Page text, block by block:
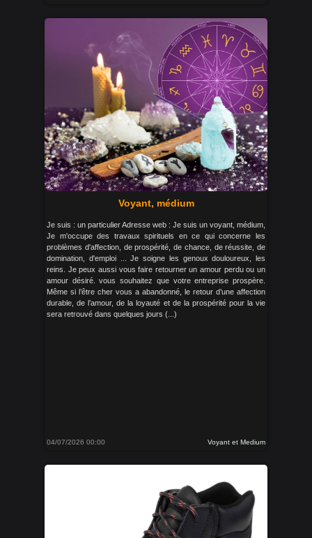
Voyant, médium
Je suis : un particulier Adresse web : Je suis un voyant, médium,
Je m'occupe des travaux spirituels en ce qui concerne les
problèmes d'affection, de prospérité, de chance, de réussite, de
domination, d'emploi ... Je soigne les genoux douloureux, les
reins. Je peux aussi vous faire retourner un amour perdu ou un
amour désiré. vous souhaitez que votre entreprise prospère.
Même si l’être cher vous a abandonné, le retour d’une affection
durable, de l’amour, de la loyauté et de la prospérité pour la vie
sera retrouvé dans quelques jours (...)
04/07/2026 00:00 Voyant et Medium